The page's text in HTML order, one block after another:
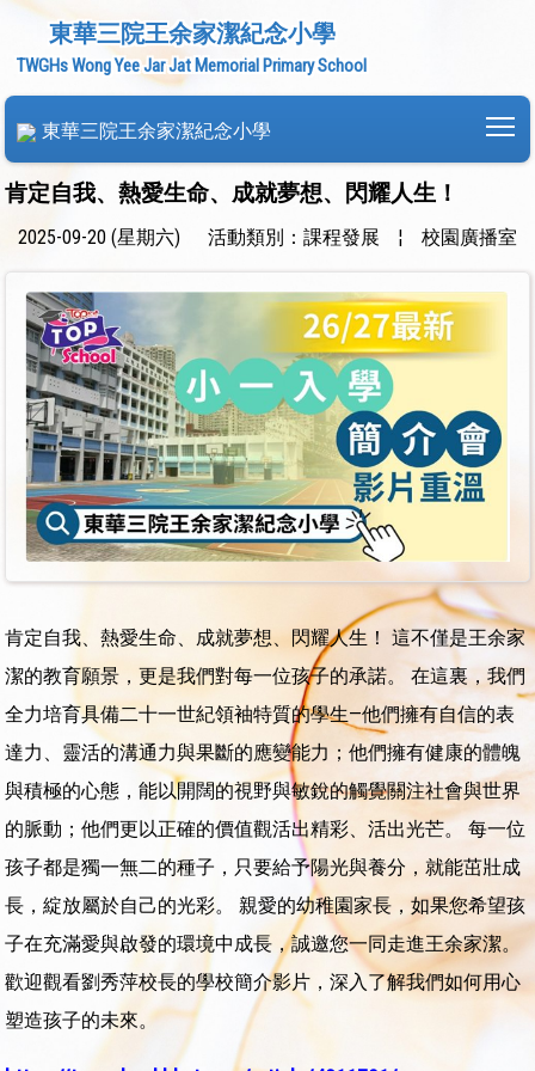
東華三院王余家潔紀念小學
TWGHs Wong Yee Jar Jat Memorial Primary School
東華三院王余家潔紀念小學
肯定自我、熱愛生命、成就夢想、閃耀人生！
2025-09-20 (星期六) 活動類別：課程發展 ¦ 校園廣播室
肯定自我、熱愛生命、成就夢想、閃耀人生！ 這不僅是王余家
潔的教育願景，更是我們對每一位孩子的承諾。 在這裏，我們
全力培育具備二十一世紀領袖特質的學生—他們擁有自信的表
達力、靈活的溝通力與果斷的應變能力；他們擁有健康的體魄
與積極的心態，能以開闊的視野與敏銳的觸覺關注社會與世界
的脈動；他們更以正確的價值觀活出精彩、活出光芒。 每一位
孩子都是獨一無二的種子，只要給予陽光與養分，就能茁壯成
長，綻放屬於自己的光彩。 親愛的幼稚園家長，如果您希望孩
子在充滿愛與啟發的環境中成長，誠邀您一同走進王余家潔。
歡迎觀看劉秀萍校長的學校簡介影片，深入了解我們如何用心
塑造孩子的未來。